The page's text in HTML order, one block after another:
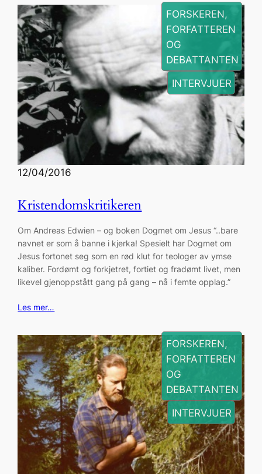
FORSKEREN,
FORFATTEREN
OG
DEBATTANTEN
, INTERVJUER
12/04/2016
Kristendomskritikeren
Om Andreas Edwien – og boken Dogmet om Jesus “..bare
navnet er som å banne i kjerka! Spesielt har Dogmet om
Jesus fortonet seg som en rød klut for teologer av ymse
kaliber. Fordømt og forkjetret, fortiet og fradømt livet, men
likevel gjenoppstått gang på gang – nå i femte opplag.”
Les mer…
FORSKEREN,
FORFATTEREN
OG
DEBATTANTEN
, INTERVJUER